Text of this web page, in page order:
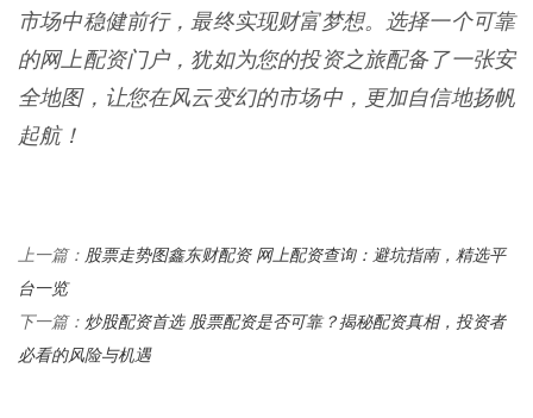
市场中稳健前行，最终实现财富梦想。选择一个可靠
的网上配资门户，犹如为您的投资之旅配备了一张安
全地图，让您在风云变幻的市场中，更加自信地扬帆
起航！
上一篇： 股票走势图鑫东财配资 网上配资查询：避坑指南，精选平
台一览
下一篇： 炒股配资首选 股票配资是否可靠？揭秘配资真相，投资者
必看的风险与机遇